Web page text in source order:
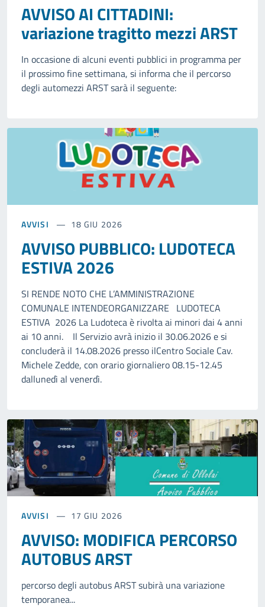
AVVISO AI CITTADINI:
variazione tragitto mezzi ARST
In occasione di alcuni eventi pubblici in programma per
il prossimo fine settimana, si informa che il percorso
degli automezzi ARST sarà il seguente:
AVVISI 18 GIU 2026
AVVISO PUBBLICO: LUDOTECA
ESTIVA 2026
SI RENDE NOTO CHE L’AMMINISTRAZIONE
COMUNALE INTENDEORGANIZZARE LUDOTECA
ESTIVA 2026 La Ludoteca è rivolta ai minori dai 4 anni
ai 10 anni. Il Servizio avrà inizio il 30.06.2026 e si
concluderà il 14.08.2026 presso ilCentro Sociale Cav.
Michele Zedde, con orario giornaliero 08.15-12.45
dallunedì al venerdì.
AVVISI 17 GIU 2026
AVVISO: MODIFICA PERCORSO
AUTOBUS ARST
percorso degli autobus ARST subirà una variazione
temporanea...